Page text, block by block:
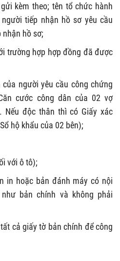
kèm theo; tên tổ chức hành
tiếp nhận hồ sơ yêu cầu
hồ sơ;
trường hợp hợp đồng đã được
người yêu cầu công chứng
cước công dân của 02 vợ
Nếu độc thân thì có Giấy xác
hộ khẩu của 02 bên);
với ô tô);
in hoặc bản đánh máy có nội
bản chính và không phải
cả giấy tờ bản chính để công